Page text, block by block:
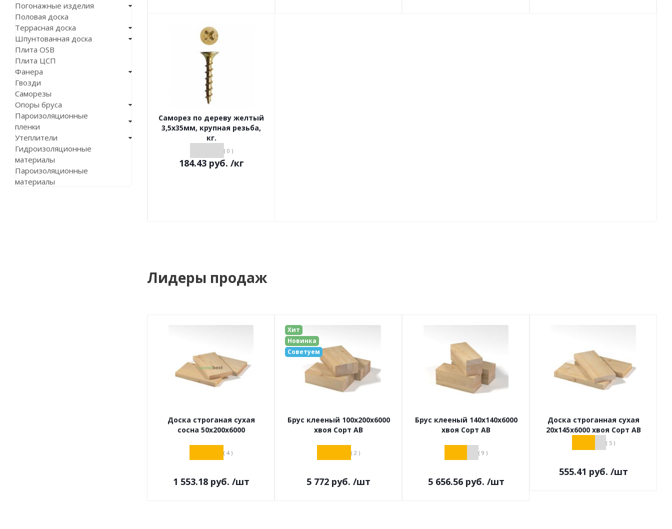
Саморез по дереву желтый
3,5х35мм, крупная резьба,
кг.
( 0 )
184.43руб. /кг
Лидеры продаж
Доска строганая сухая
сосна 50х200х6000
( 4 )
1 553.18руб. /шт
Хит
Новинка
Советуем
Брус клееный 100х200х6000
хвоя Сорт АВ
( 2 )
5 772 руб. /шт
Брус клееный 140х140х6000
хвоя Сорт АВ
( 9 )
5 656.56руб. /шт
Доска строганная сухая
20х145х6000 хвоя Сорт АВ
( 5 )
555.41 руб. /шт
Погонажные изделия
Половая доска
Террасная доска
Шпунтованная доска
Плита OSB
Плита ЦСП
Фанера
Гвозди
Саморезы
Опоры бруса
Пароизоляционные
пленки
Утеплители
Гидроизоляционные
материалы
Пароизоляционные
материалы